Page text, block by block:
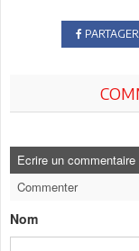
PARTAGER
Ecrire un commentaire
Commenter
Nom